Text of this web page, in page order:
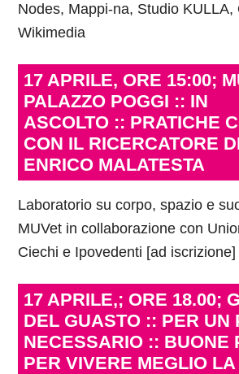
Nodes, Mappi-na, Studio KULLA,
Wikimedia
17 APRILE, ORE 15:00;
PALAZZO POGGI :: IN
ASCOLTO :: PRATICHE
CON IL RICERCATORE
ENRICO MALATESTA
Laboratorio su corpo, spazio e
MUVet in collaborazione con
Ciechi e Ipovedenti [ad iscrizione]
17 APRILE,; ORE 18.00;
DEL GUASTO :: PER UN
NECESSARIO :: BUONE
PER VIVERE MEGLIO LA